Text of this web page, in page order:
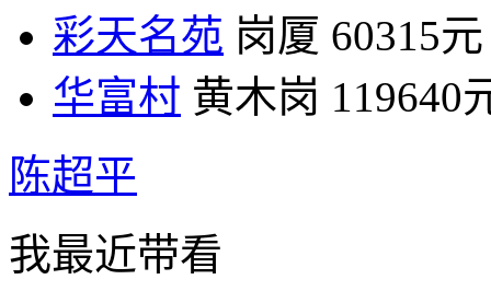
彩天名苑 岗厦 60315元
华富村 黄木岗 119640
陈超平
我最近带看